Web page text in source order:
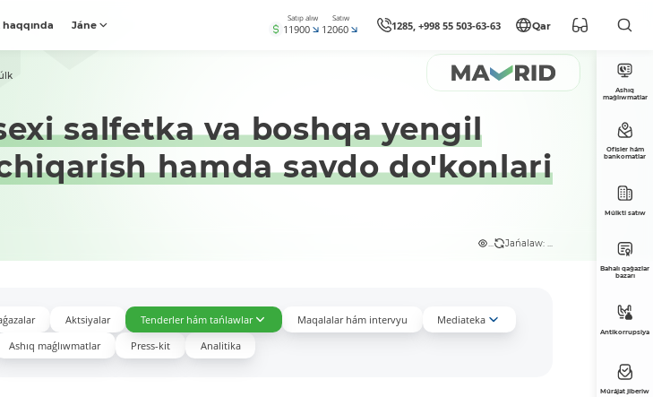
haqqında Jáne
Satıp alıw
11900
Satıw
12060 1285, +998 55 503-63-63 Qar
salfetka va boshqa yengil
hamda savdo do'konlari
Jańalaw: ...
Aktsiyalar Tenderler hám tańlawlar Maqalalar hám intervyu
Mediateka
Ashıq maǵlıwmatlar Press-kit Analitika
Ashıq
maǵlıwmatlar
Ofisler hám
bankomatlar
Múlkti satıw
Bahalı qaǵazlar
bazarı
Antikorrupsiya
Múrájat jiberiw